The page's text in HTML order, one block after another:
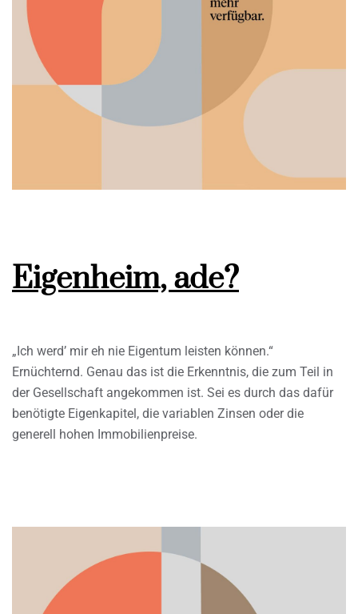
Eigenheim, ade?
„Ich werd’ mir eh nie Eigentum leisten können.“
Ernüchternd. Genau das ist die Erkenntnis, die zum Teil in
der Gesellschaft angekommen ist. Sei es durch das dafür
benötigte Eigenkapitel, die variablen Zinsen oder die
generell hohen Immobilienpreise.